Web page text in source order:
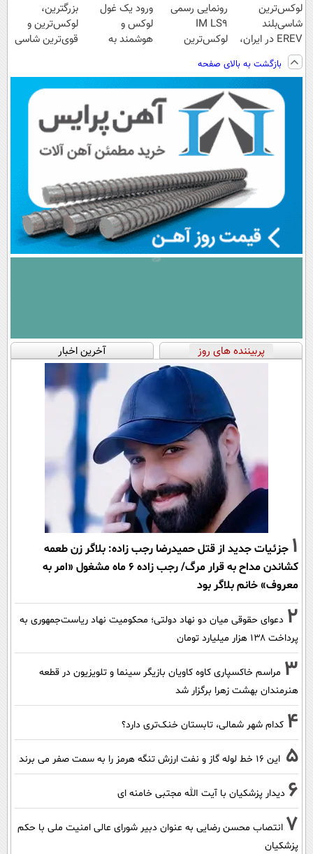
لوکس‌ترین
شاسی‌بلند
EREV در ایران،
توسط نیکا موتور
رونمایی شد!
رونمایی رسمی
IM LS9
لوکس‌ترین
ورود یک غول
لوکس و
هوشمند به
شد
بزرگترین،
لوکس‌ترین و
قوی‌ترین شاسی
شد
بازگشت به بالای صفحه
پربیننده های روز آخرین اخبار
1 جزئیات جدید از قتل حمیدرضا رجب زاده: بلاگر زن طعمه
کشاندن مداح به قرار مرگ/ رجب زاده 6 ماه مشغول «امر به
معروف» خانم بلاگر بود
2 دعوای حقوقی میان دو نهاد دولتی؛ محکومیت نهاد ریاست‌جمهوری به
پرداخت ۱۳۸ هزار میلیارد تومان
3 مراسم خاکسپاری کاوه کاویان بازیگر سینما و تلویزیون در قطعه
هنرمندان بهشت زهرا برگزار شد
4 کدام شهر شمالی، تابستان خنک‌تری دارد؟
5 این 16 خط لوله گاز و نفت ارزش تنگه هرمز را به سمت صفر می برند
6 دیدار پزشکیان با آیت الله مجتبی خامنه ای
7 انتصاب محسن رضایی به عنوان دبیر شورای عالی امنیت ملی با حکم
پزشکیان